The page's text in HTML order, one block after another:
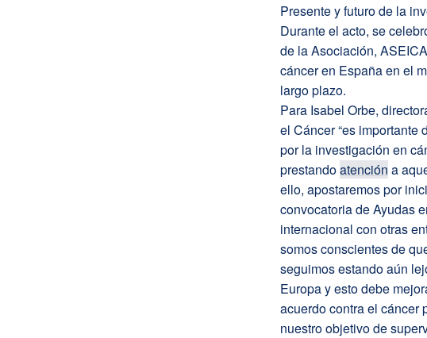
Presente y futuro de la
Durante el acto, se
de la Asociación,
cáncer en España en el
largo plazo.
Para Isabel Orbe,
el Cáncer “es importante
por la investigación en
prestandoatención a
ello, apostaremos por
convocatoria de Ayudas
internacional con otras
somos conscientes de
seguimos estando aún
Europa y esto debe
acuerdo contra el cáncer
nuestro objetivo de